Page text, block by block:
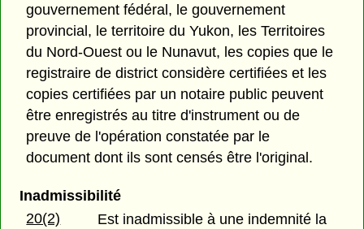
gouvernement fédéral, le gouvernement
provincial, le territoire du Yukon, les Territoires
du Nord-Ouest ou le Nunavut, les copies que le
registraire de district considère certifiées et les
copies certifiées par un notaire public peuvent
être enregistrés au titre d'instrument ou de
preuve de l'opération constatée par le
document dont ils sont censés être l'original.
Inadmissibilité
20(2)
Est inadmissible à une indemnité la